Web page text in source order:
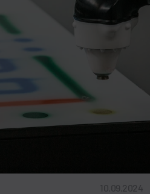
10.09.2024